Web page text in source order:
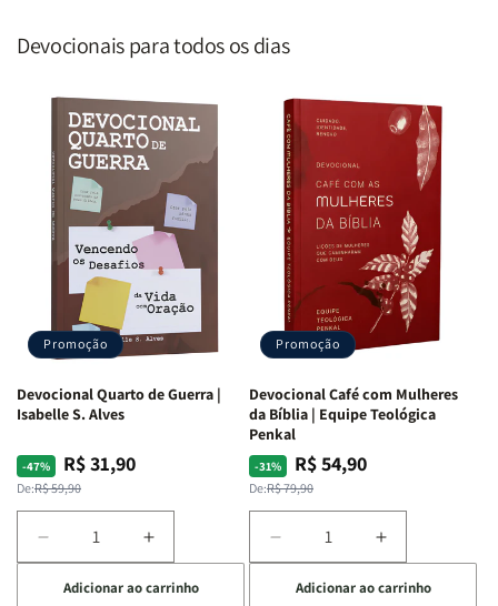
Devocionais para todos os dias
Promoção
Devocional Quarto de Guerra |
Isabelle S. Alves
-47%
Preço
normal
De:R$ 59,90
Preço
promocional
R$ 31,90
Diminuir
a
quantidade
Aumentar
a
quantidade
Adicionar ao carrinho
Promoção
Devocional Café com Mulheres
da Bíblia | Equipe Teológica
Penkal
-31%
Preço
normal
De:R$ 79,90
Preço
promocional
R$ 54,90
Diminuir
a
quantidade
Aumentar
a
quantidade
Adicionar ao carrinho